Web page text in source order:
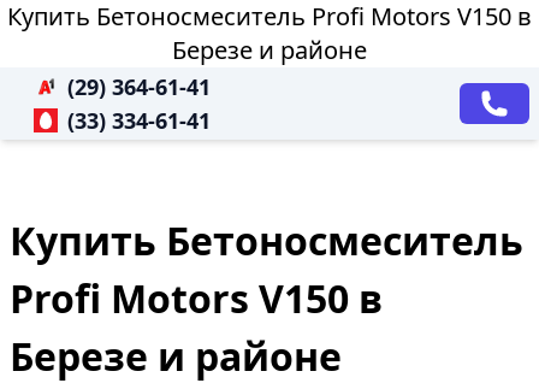
Купить Бетоносмеситель Profi Motors V150 в
Березе и районе
(29) 364-61-41
(33) 334-61-41
Купить Бетоносмеситель
Profi Motors V150 в
Березе и районе